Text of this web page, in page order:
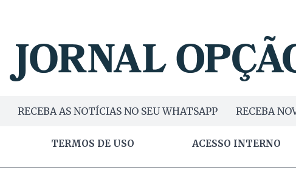
RECEBA AS NOTÍCIAS NO SEU WHATSAPP RECEBA
TERMOS DE USO ACESSO INTERNO